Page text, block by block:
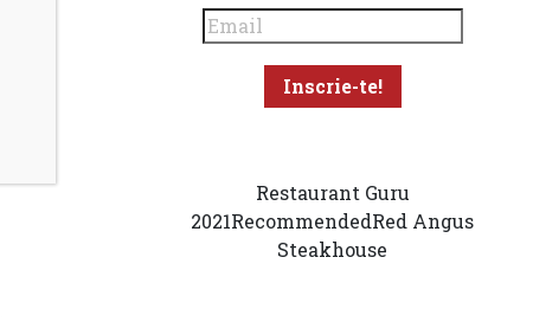
Restaurant Guru
2021RecommendedRed Angus
Steakhouse